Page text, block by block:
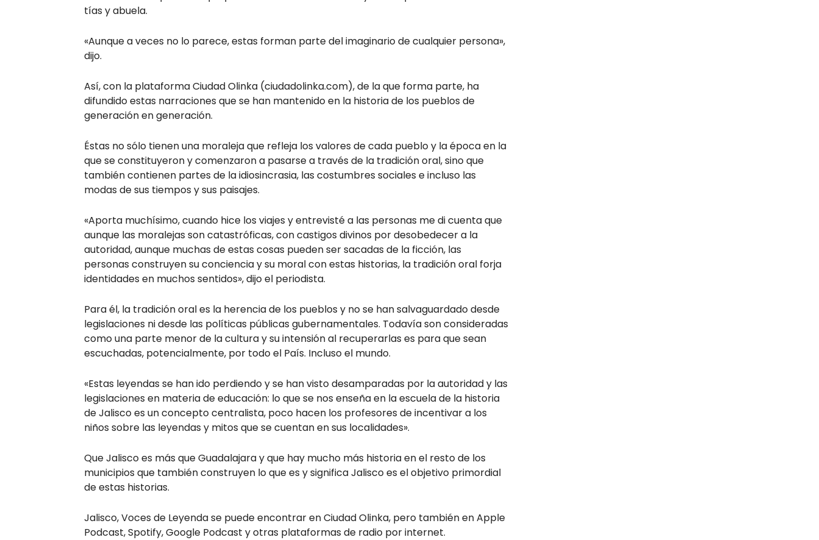
tías y abuela.
«Aunque a veces no lo parece, estas forman parte del imaginario de cualquier persona»,
dijo.
Así, con la plataforma Ciudad Olinka (ciudadolinka.com), de la que forma parte, ha
difundido estas narraciones que se han mantenido en la historia de los pueblos de
generación en generación.
Éstas no sólo tienen una moraleja que refleja los valores de cada pueblo y la época en la
que se constituyeron y comenzaron a pasarse a través de la tradición oral, sino que
también contienen partes de la idiosincrasia, las costumbres sociales e incluso las
modas de sus tiempos y sus paisajes.
«Aporta muchísimo, cuando hice los viajes y entrevisté a las personas me di cuenta que
aunque las moralejas son catastróficas, con castigos divinos por desobedecer a la
autoridad, aunque muchas de estas cosas pueden ser sacadas de la ficción, las
personas construyen su conciencia y su moral con estas historias, la tradición oral forja
identidades en muchos sentidos», dijo el periodista.
Para él, la tradición oral es la herencia de los pueblos y no se han salvaguardado desde
legislaciones ni desde las políticas públicas gubernamentales. Todavía son consideradas
como una parte menor de la cultura y su intensión al recuperarlas es para que sean
escuchadas, potencialmente, por todo el País. Incluso el mundo.
«Estas leyendas se han ido perdiendo y se han visto desamparadas por la autoridad y las
legislaciones en materia de educación: lo que se nos enseña en la escuela de la historia
de Jalisco es un concepto centralista, poco hacen los profesores de incentivar a los
niños sobre las leyendas y mitos que se cuentan en sus localidades».
Que Jalisco es más que Guadalajara y que hay mucho más historia en el resto de los
municipios que también construyen lo que es y significa Jalisco es el objetivo primordial
de estas historias.
Jalisco, Voces de Leyenda se puede encontrar en Ciudad Olinka, pero también en Apple
Podcast, Spotify, Google Podcast y otras plataformas de radio por internet.